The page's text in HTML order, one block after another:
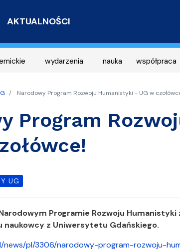
AKTUALNOŚCI
wydarzenia nauka współpraca
Narodowy Program Rozwoju Humanistyki - UG w
Program
UG
Programie Rozwoju
naukowcy z Uniwersytetu Gdańskiego.
news/pl/3306/narodowy-program-rozwoju-